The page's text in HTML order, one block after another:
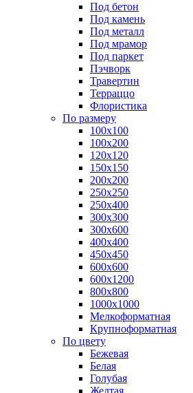
Под бетон
Под камень
Под металл
Под мрамор
Под паркет
Пэчворк
Травертин
Терраццо
Флористика
По размеру
100х100
100х200
120х120
150х150
200х200
250х250
250х400
300х300
300х600
400х400
450х450
600х600
600х1200
800х800
1000х1000
Мелкоформатная
Крупноформатная
По цвету
Бежевая
Белая
Голубая
Желтая